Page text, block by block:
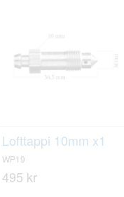
Lofttappi 10mm x1
WP19
495 kr